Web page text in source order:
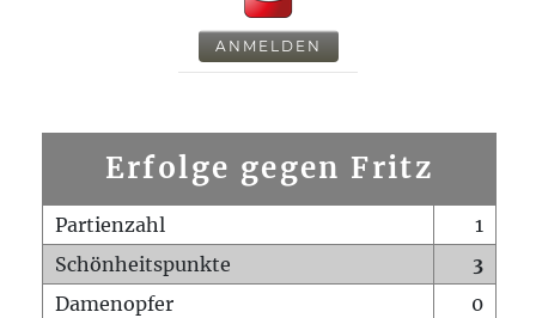
ANMELDEN
Erfolge gegen Fritz
Partienzahl
1
Schönheitspunkte
3
Damenopfer
0